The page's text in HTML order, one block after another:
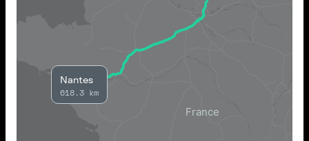
Nantes
618.3 km